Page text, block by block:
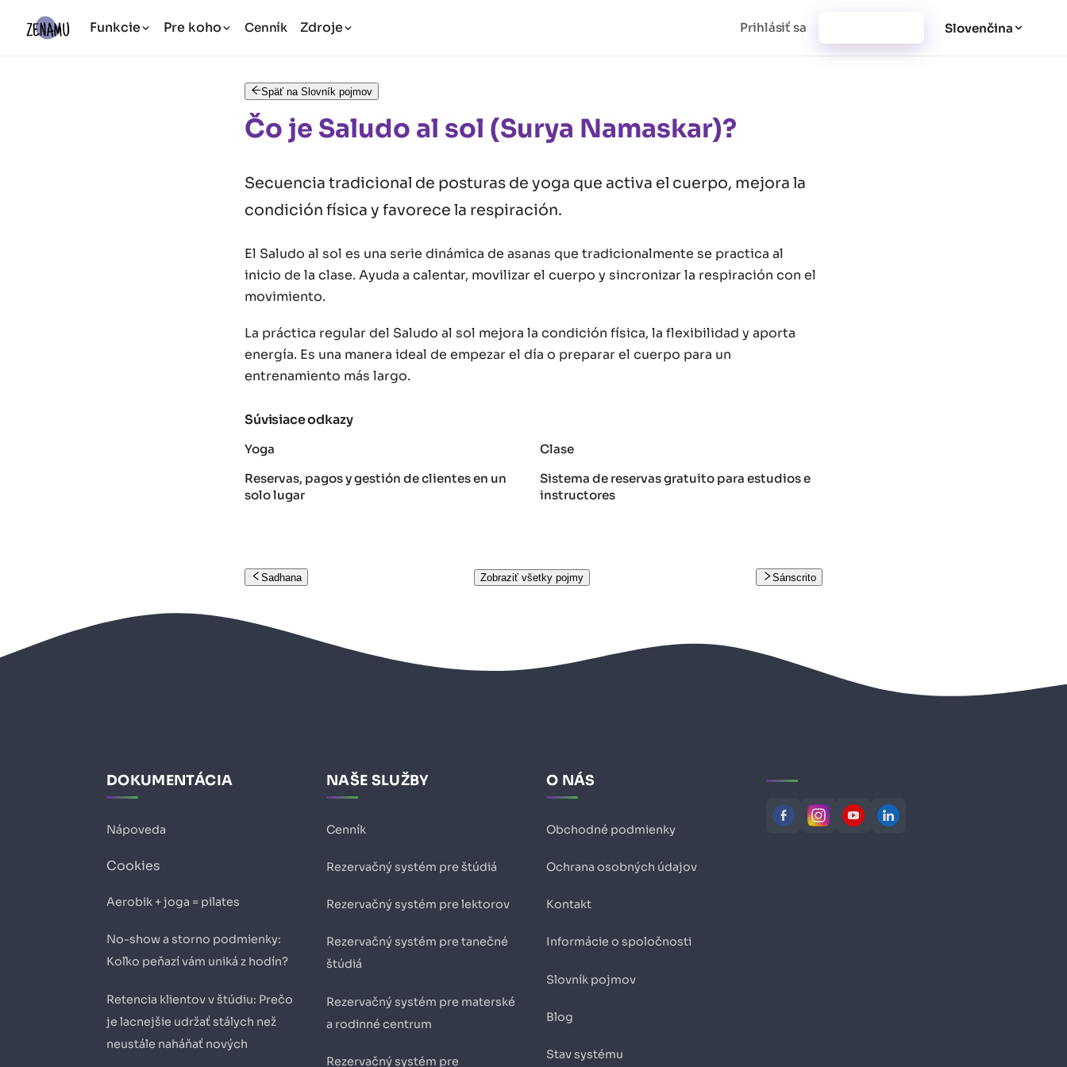
Funkcie Pre koho Cenník Zdroje Prihlásiť sa Slovenčina
Späť na Slovník pojmov
Čo je Saludo al sol (Surya Namaskar)?
Secuencia tradicional de posturas de yoga que activa el cuerpo, mejora la
condición física y favorece la respiración.
El Saludo al sol es una serie dinámica de asanas que tradicionalmente se practica al
inicio de la clase. Ayuda a calentar, movilizar el cuerpo y sincronizar la respiración con el
movimiento.
La práctica regular del Saludo al sol mejora la condición física, la flexibilidad y aporta
energía. Es una manera ideal de empezar el día o preparar el cuerpo para un
entrenamiento más largo.
Súvisiace odkazy
Yoga
Clase
Reservas, pagos y gestión de clientes en un
solo lugar
Sistema de reservas gratuito para estudios e
instructores
Sadhana Zobraziť všetky pojmy Sánscrito
DOKUMENTÁCIA
Nápoveda
Cookies
Aerobik + joga = pilates
No-show a storno podmienky:
Koľko peňazí vám uniká z hodín?
Retencia klientov v štúdiu: Prečo
je lacnejšie udržať stálych než
neustále naháňať nových
NAŠE SLUŽBY
Cenník
Rezervačný systém pre štúdiá
Rezervačný systém pre lektorov
Rezervačný systém pre tanečné
štúdiá
Rezervačný systém pre materské
a rodinné centrum
Rezervačný systém pre
O NÁS
Obchodné podmienky
Ochrana osobných údajov
Kontakt
Informácie o spoločnosti
Slovník pojmov
Blog
Stav systému